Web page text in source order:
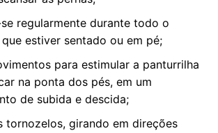
regularmente durante todo o
estiver sentado ou em pé;
para estimular a panturrilha
na ponta dos pés, em um
de subida e descida;
tornozelos, girando em direções